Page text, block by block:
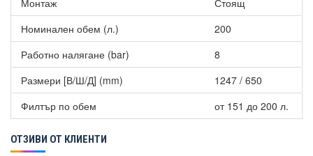
Монтаж
Стоящ
Номинален обем (л.)
200
Работно налягане (bar)
8
Размери [В/Ш/Д] (mm)
1247 / 650
Филтър по обем
от 151 до 200 л.
ОТЗИВИ ОТ КЛИЕНТИ